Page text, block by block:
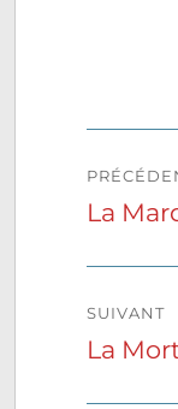
de
La
SUIVANT
La